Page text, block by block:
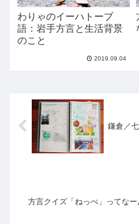
わりゃのイーハトーブ
語：岩手方言と生活背景
のこと
2019.09.04
鎌倉／
方言クイズ「ねっぺ」ってなー